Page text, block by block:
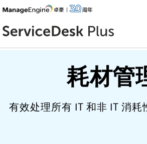
耗材管
有效处理所有 IT 和非 IT 消耗